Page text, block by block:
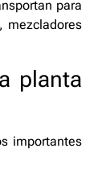
para
mezcladores
planta
importantes